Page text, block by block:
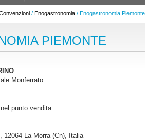
/ Enogastronomia/ Enogastronomia Piemonte
PIEMONTE
Monferrato
punto vendita
12064 La Morra (Cn), Italia